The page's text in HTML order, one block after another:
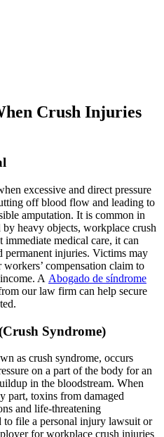
Crush Injuries
excessive and direct pressure
off blood flow and leading to
amputation. It is common in
by heavy objects, workplace crush
immediate medical care, it can
permanent injuries. Victims may
compensation claim to
A Abogado de síndrome
our law firm can help secure
Syndrome)
as crush syndrome, occurs
on a part of the body for an
in the bloodstream. When
part, toxins from damaged
and life-threatening
file a personal injury lawsuit or
for workplace crush injuries